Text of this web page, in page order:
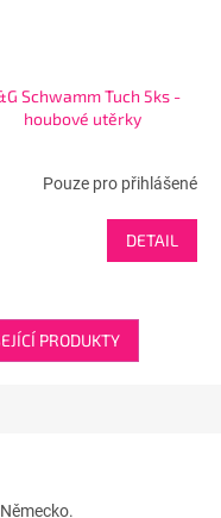
Schwamm Tuch 5ks -
houbové utěrky
Pouze pro přihlášené
DETAIL
PRODUKTY